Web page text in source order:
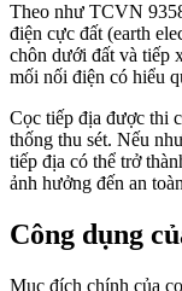
Theo như TCVN
điện cực đất (earth
chôn dưới đất và tiếp
mối nối điện có hiểu
Cọc tiếp địa được thi
thống thu sét. Nếu
tiếp địa có thể trở
ảnh hưởng đến an
Công dụng
Mục đích chính của